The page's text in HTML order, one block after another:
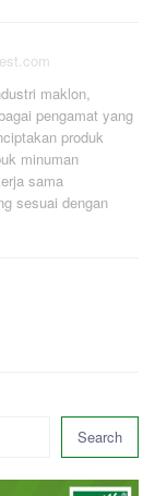
maklon,
pengamat yang
produk
minuman
sama
sesuai dengan
Search